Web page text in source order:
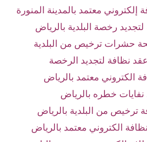
إلكتروني معتمد بالمدينة المنورة
رخصة البلدية بالرياض
حشرات ترخيص من البلدية
نظافة لتجديد الرخصة
الكتروني معتمد بالرياض
خطره بالرياض
ترخيص من البلدية بالرياض
الكتروني معتمد بالرياض